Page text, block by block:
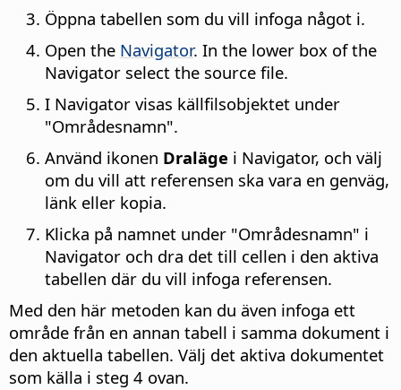
Öppna tabellen som du vill infoga något i.
Open the Navigator. In the lower box of the
Navigator select the source file.
I Navigator visas källfilsobjektet under
"Områdesnamn".
Använd ikonen Draläge i Navigator, och välj
om du vill att referensen ska vara en genväg,
länk eller kopia.
Klicka på namnet under "Områdesnamn" i
Navigator och dra det till cellen i den aktiva
tabellen där du vill infoga referensen.
Med den här metoden kan du även infoga ett
område från en annan tabell i samma dokument i
den aktuella tabellen. Välj det aktiva dokumentet
som källa i steg 4 ovan.